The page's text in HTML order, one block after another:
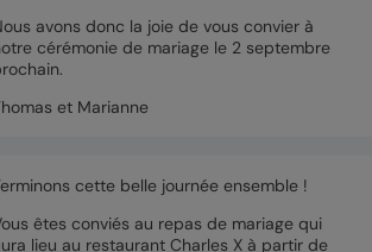
avons donc la joie de vous convier à
cérémonie de mariage le 2 septembre
et Marianne
cette belle journée ensemble !
êtes conviés au repas de mariage qui
lieu au restaurant Charles X à partir de